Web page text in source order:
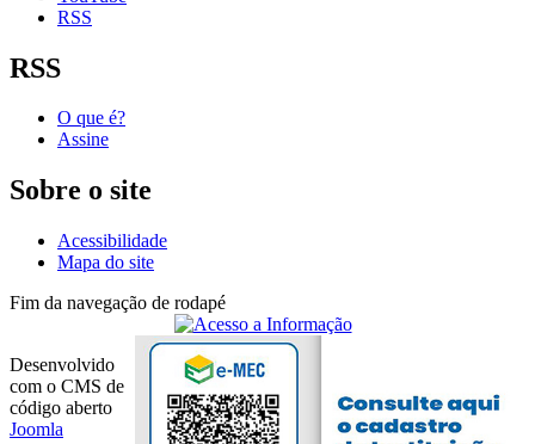
RSS
RSS
O que é?
Assine
Sobre o site
Acessibilidade
Mapa do site
Fim da navegação de rodapé
Desenvolvido
com o CMS de
código aberto
Joomla